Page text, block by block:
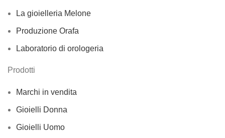
La gioielleria Melone
Produzione Orafa
Laboratorio di orologeria
Prodotti
Marchi in vendita
Gioielli Donna
Gioielli Uomo